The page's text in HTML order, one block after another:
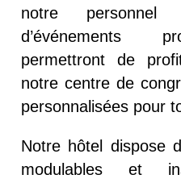
notre personnel
d’événements
permettront de
notre centre de
personnalisées pour
Notre hôtel dispose
modulables et